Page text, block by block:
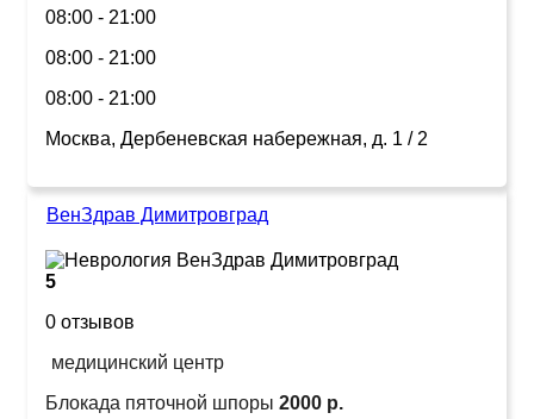
08:00 - 21:00
08:00 - 21:00
08:00 - 21:00
Москва, Дербеневская набережная, д. 1 / 2
ВенЗдрав Димитровград
5
0 отзывов
медицинский центр
Блокада пяточной шпоры 2000 р.